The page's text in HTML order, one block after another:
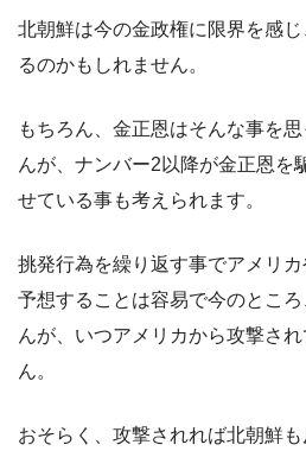
北朝鮮は今の金政権に限界を感
るのかもしれません。
もちろん、金正恩はそんな事を
んが、ナンバー2以降が金正恩を
せている事も考えられます。
挑発行為を繰り返す事でアメリ
予想することは容易で今のとこ
んが、いつアメリカから攻撃さ
ん。
おそらく、攻撃されれば北朝鮮